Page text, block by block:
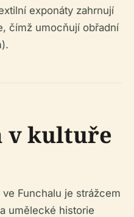
exponáty zahrnují
čímž umocňují obřadní
v kultuře
Funchalu je strážcem
umělecké historie